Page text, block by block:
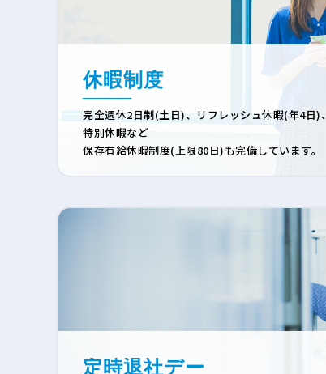
休暇制度
完全週休2日制(土日)、 リフレッシュ休暇(年4日)、
特別休暇など
保存有給休暇制度(上限80日)も完備しています。
定時退社デー